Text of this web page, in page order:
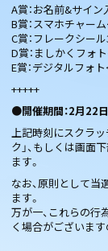
A賞：お名前&サイ
B賞：スマホチャー
C賞：フレークシー
D賞：ましかくフォ
E賞：デジタルフォ
+++++
●開催期間：2月22
上記時刻にスクラ
ク」、もしくは画面
ます。
なお、原則として当
ます。
万が一、これらの行
く場合がございます